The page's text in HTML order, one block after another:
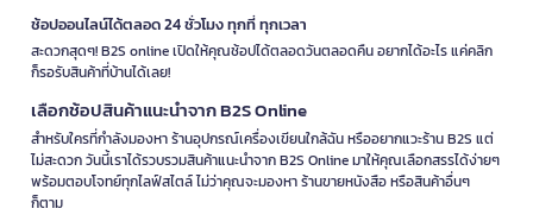
ช้อปออนไลน์ได้ตลอด 24 ชั่วโมง ทุกที่ ทุกเวลา
สะดวกสุดๆ! B2S online เปิดให้คุณช้อปได้ตลอดวันตลอดคืน อยากได้อะไร แค่คลิก
ก็รอรับสินค้าที่บ้านได้เลย!
เลือกช้อปสินค้าแนะนำจาก B2S Online
สำหรับใครที่กำลังมองหา ร้านอุปกรณ์เครื่องเขียนใกล้ฉัน หรืออยากแวะร้าน B2S แต่
ไม่สะดวก วันนี้เราได้รวบรวมสินค้าแนะนำจาก B2S Online มาให้คุณเลือกสรรได้ง่ายๆ
พร้อมตอบโจทย์ทุกไลฟ์สไตล์ ไม่ว่าคุณจะมองหา ร้านขายหนังสือ หรือสินค้าอื่นๆ
ก็ตาม